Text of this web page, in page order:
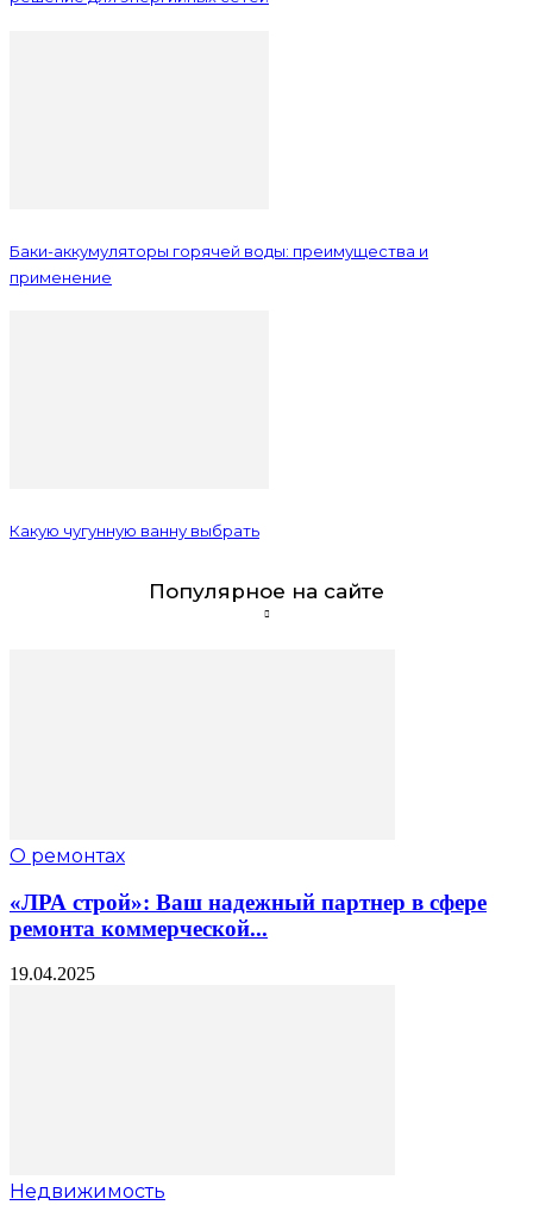
Баки-аккумуляторы горячей воды: преимущества и
применение
Какую чугунную ванну выбрать
Популярное на сайте
О ремонтах
«ЛРА строй»: Ваш надежный партнер в сфере
ремонта коммерческой...
19.04.2025
Недвижимость